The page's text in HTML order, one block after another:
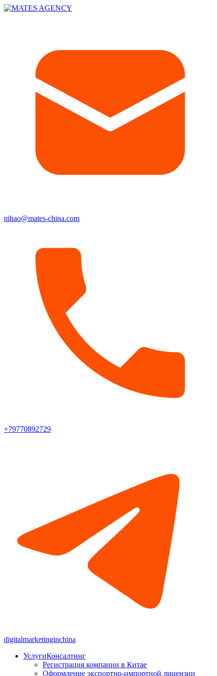
nihao@mates-china.com
+79770892729
digitalmarketinginchina
УслугиКонсалтинг
Регистрация компании в Китае
Оформление экспортно-импортной лицензии